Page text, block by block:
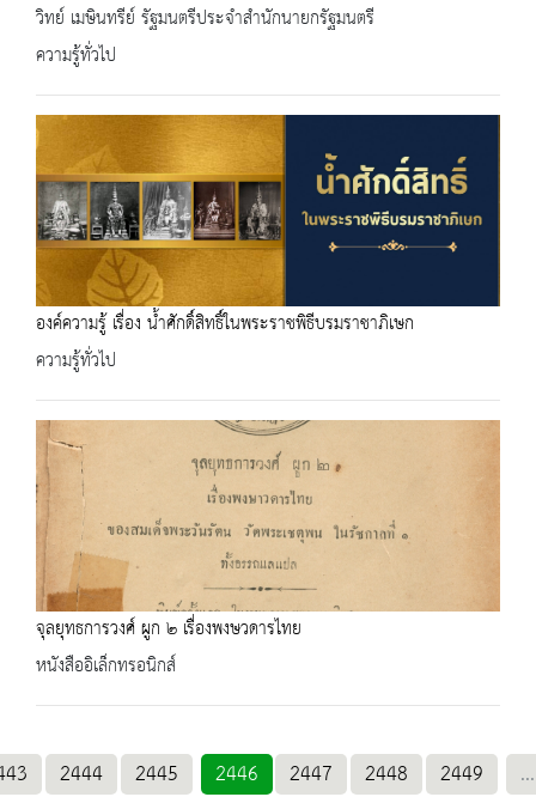
วิทย์ เมษินทรีย์ รัฐมนตรีประจำสำนักนายกรัฐมนตรี
ความรู้ทั่วไป
องค์ความรู้ เรื่อง น้ำศักดิ์สิทธิ์ในพระราชพิธีบรมราชาภิเษก
ความรู้ทั่วไป
จุลยุทธการวงศ์ ผูก ๒ เรื่องพงษวดารไทย
หนังสืออิเล็กทรอนิกส์
2444 2445 2446 2447 2448 2449 ...